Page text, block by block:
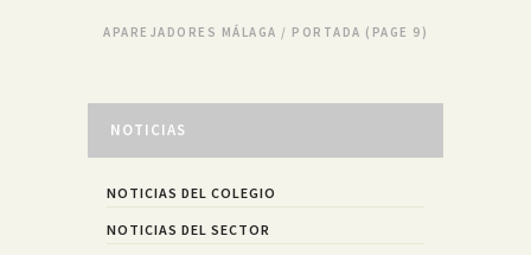
APAREJADORES MÁLAGA / PORTADA (PAGE 9)
NOTICIAS
NOTICIAS DEL COLEGIO
NOTICIAS DEL SECTOR